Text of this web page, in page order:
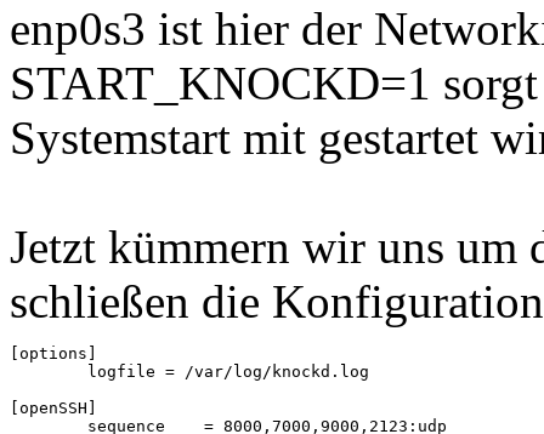
enp0s3 ist hier der
START_KNOCKD=1
Systemstart mit gestartet
Jetzt kümmern wir uns um
schließen die
[options]
        logfile = /var/log/knockd.log
[openSSH]
        sequence    = 8000,7000,9000,2123:udp